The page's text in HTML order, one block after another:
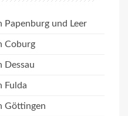
Papenburg und Leer
Coburg
Dessau
Fulda
Göttingen